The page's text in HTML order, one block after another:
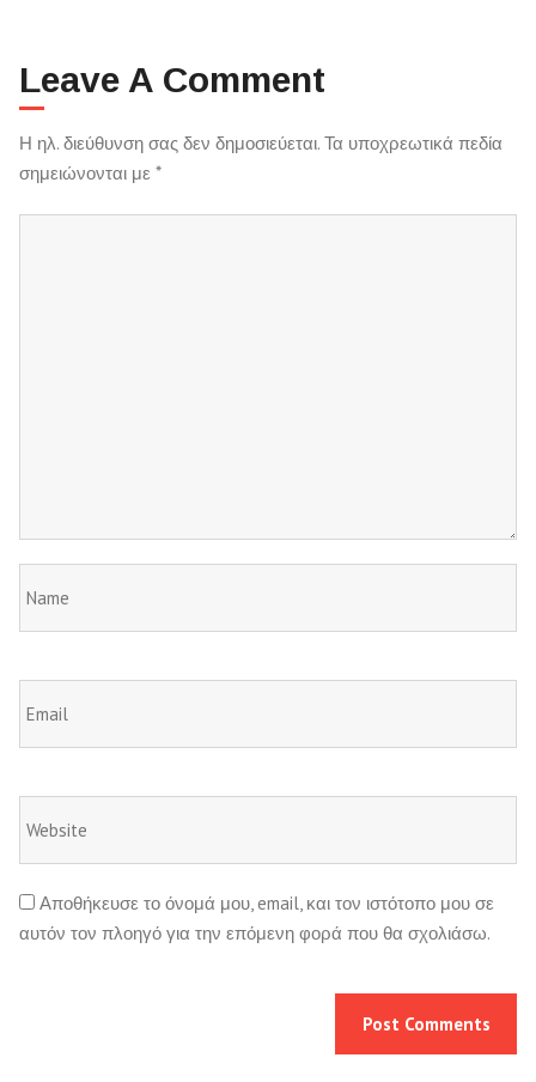
Leave A Comment
Η ηλ. διεύθυνση σας δεν δημοσιεύεται. Τα υποχρεωτικά πεδία
σημειώνονται με *
Αποθήκευσε το όνομά μου, email, και τον ιστότοπο μου σε
αυτόν τον πλοηγό για την επόμενη φορά που θα σχολιάσω.